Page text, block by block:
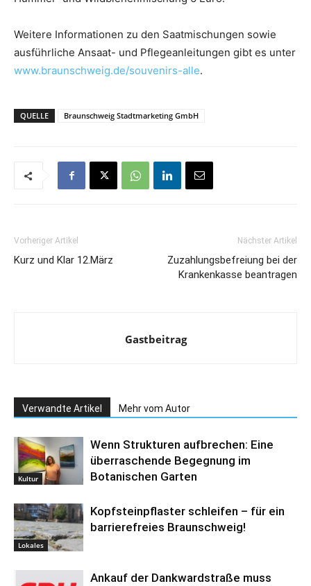
Weitere Informationen zu den Saatmischungen sowie
ausführliche Ansaat- und Pflegeanleitungen gibt es unter
www.braunschweig.de/souvenirs-alle.
QUELLE Braunschweig Stadtmarketing GmbH
Vorheriger Artikel
Kurz und Klar 12.März
Nächster Artikel
Zuzahlungsbefreiung bei der
Krankenkasse beantragen
Gastbeitrag
Verwandte Artikel Mehr vom Autor
Kultur
Wenn Strukturen aufbrechen: Eine
überraschende Begegnung im
Botanischen Garten
Lokales
Kopfsteinpflaster schleifen – für ein
barrierefreies Braunschweig!
Ankauf der Dankwardstraße muss